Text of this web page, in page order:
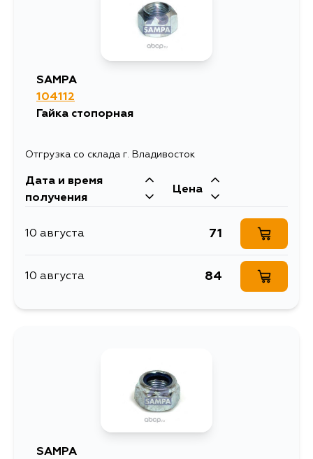
SAMPA
104112
Гайка стопорная
Отгрузка со склада г. Владивосток
Дата и время
получения
Цена
10 августа 71
10 августа 84
SAMPA